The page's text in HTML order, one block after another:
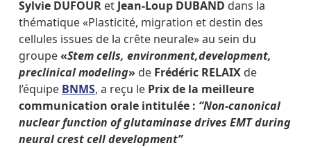
Sylvie DUFOUR etJean-Loup DUBAND dans la
thématique «Plasticité, migration et destin des
cellules issues de la crête neurale» au sein du
groupe«Stem cells, environment,development,
preclinical modeling» de Frédéric RELAIX de
l’équipe BNMS, a reçu le Prix de la meilleure
communication orale intitulée : “Non-canonical
nuclear function of glutaminase drives EMT during
neural crest cell development”